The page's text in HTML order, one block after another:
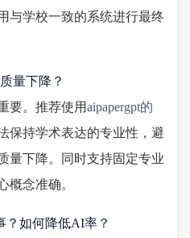
与学校一致的系统进行最终
量下降？
要。推荐使用aipapergpt的
保持学术表达的专业性，避
量下降。同时支持固定专业
概念准确。
？如何降低AI率？